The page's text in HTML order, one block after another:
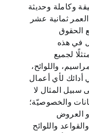
وكاملة وحديثة
ثمانية عشر
الحقوق
في هذه
لجميع
واللوائح،
أدائك لأي أعمال
سبيل المثال لا
والخصوصيّة؛
العروض
واللوائح